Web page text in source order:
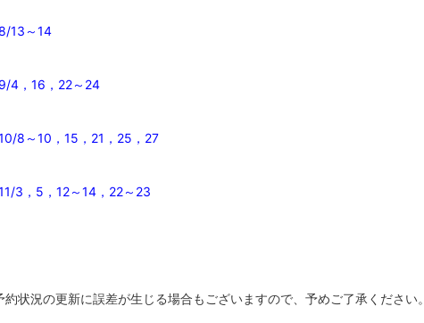
8/13～14
9/4，16，22～24
10/8～10，15，21，25，27
11/3，5，12～14，22～23
約状況の更新に誤差が生じる場合もございますので、予めご了承ください。